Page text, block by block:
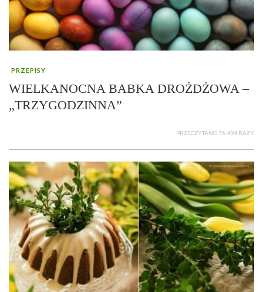
PRZEPISY
WIELKANOCNA BABKA DROŻDŻOWA –
„TRZYGODZINNA”
PRZECZYTANO 76 494 RAZY